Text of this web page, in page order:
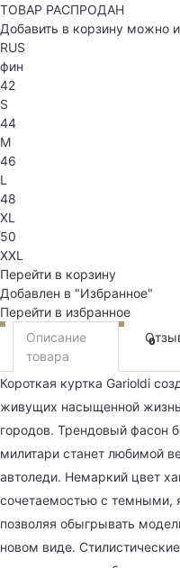
ТОВАР РАСПРОДАН
Добавить в корзину можно
RUS
фин
42
S
44
M
46
L
48
XL
50
XXL
Перейти в корзину
Добавлен в "Избранное"
Перейти в избранное
Описание
товара
0
Короткая куртка Garioldi
живущих насыщенной
городов. Трендовый фасон
милитари станет любимой
автоледи. Немаркий цвет
сочетаемостью с темными,
позволяя обыгрывать
новом виде.